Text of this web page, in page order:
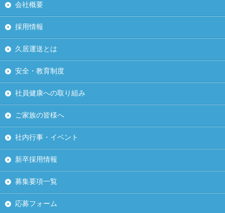
会社概要
採用情報
久居運送とは
安全・教育制度
社員健康への取り組み
ご家族の皆様へ
社内行事・イベント
新卒採用情報
募集要項一覧
応募フォーム